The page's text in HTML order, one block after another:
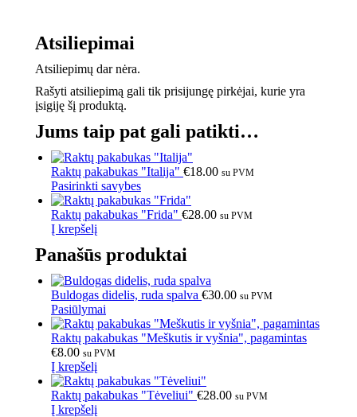
Atsiliepimai
Atsiliepimų dar nėra.
Rašyti atsiliepimą gali tik prisijungę pirkėjai, kurie yra
įsigiję šį produktą.
Jums taip pat gali patikti…
Raktų pakabukas "Italija" €18.00 su PVM
Pasirinkti savybes
Raktų pakabukas "Frida" €28.00 su PVM
Į krepšelį
Panašūs produktai
Buldogas didelis, ruda spalva €30.00 su PVM
Pasiūlymai
Raktų pakabukas "Meškutis ir vyšnia", pagamintas
€8.00 su PVM
Į krepšelį
Raktų pakabukas "Tėveliui" €28.00 su PVM
Į krepšelį